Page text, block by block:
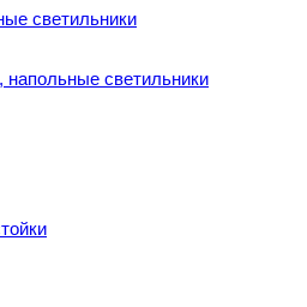
светильники
светильники